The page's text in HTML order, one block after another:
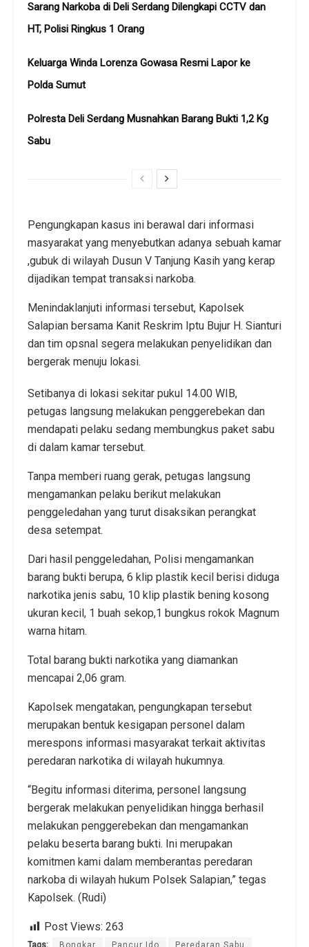
Sarang Narkoba di Deli Serdang Dilengkapi CCTV dan
HT, Polisi Ringkus 1 Orang
Keluarga Winda Lorenza Gowasa Resmi Lapor ke
Polda Sumut
Polresta Deli Serdang Musnahkan Barang Bukti 1,2 Kg
Sabu
Pengungkapan kasus ini berawal dari informasi
masyarakat yang menyebutkan adanya sebuah kamar
,gubuk di wilayah Dusun V Tanjung Kasih yang kerap
dijadikan tempat transaksi narkoba.
Menindaklanjuti informasi tersebut, Kapolsek
Salapian bersama Kanit Reskrim Iptu Bujur H. Sianturi
dan tim opsnal segera melakukan penyelidikan dan
bergerak menuju lokasi.
Setibanya di lokasi sekitar pukul 14.00 WIB,
petugas langsung melakukan penggerebekan dan
mendapati pelaku sedang membungkus paket sabu
di dalam kamar tersebut.
Tanpa memberi ruang gerak, petugas langsung
mengamankan pelaku berikut melakukan
penggeledahan yang turut disaksikan perangkat
desa setempat.
Dari hasil penggeledahan, Polisi mengamankan
barang bukti berupa, 6 klip plastik kecil berisi diduga
narkotika jenis sabu, 10 klip plastik bening kosong
ukuran kecil, 1 buah sekop,1 bungkus rokok Magnum
warna hitam.
Total barang bukti narkotika yang diamankan
mencapai 2,06 gram.
Kapolsek mengatakan, pengungkapan tersebut
merupakan bentuk kesigapan personel dalam
merespons informasi masyarakat terkait aktivitas
peredaran narkotika di wilayah hukumnya.
“Begitu informasi diterima, personel langsung
bergerak melakukan penyelidikan hingga berhasil
melakukan penggerebekan dan mengamankan
pelaku beserta barang bukti. Ini merupakan
komitmen kami dalam memberantas peredaran
narkoba di wilayah hukum Polsek Salapian,” tegas
Kapolsek. (Rudi)
Post Views: 263